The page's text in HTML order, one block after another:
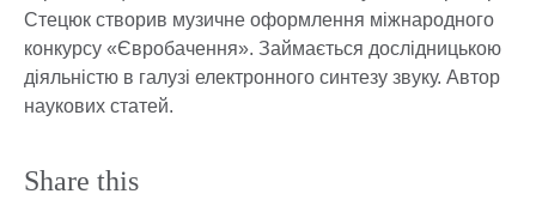
Стецюк створив музичне оформлення міжнародного
конкурсу «Євробачення». Займається дослідницькою
діяльністю в галузі електронного синтезу звуку. Автор
наукових статей.
Share this